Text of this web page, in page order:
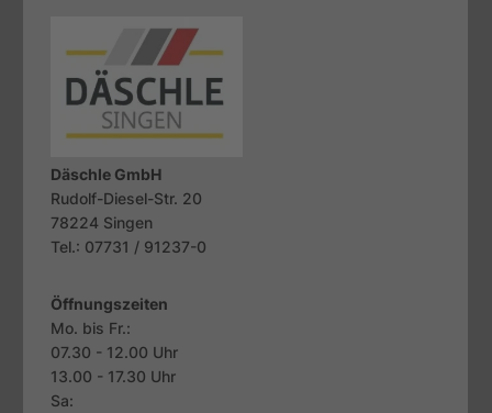
Däschle GmbH
Rudolf-Diesel-Str. 20
78224 Singen
Tel.: 07731 / 91237-0
Öffnungszeiten
Mo. bis Fr.:
07.30 - 12.00 Uhr
13.00 - 17.30 Uhr
Sa: